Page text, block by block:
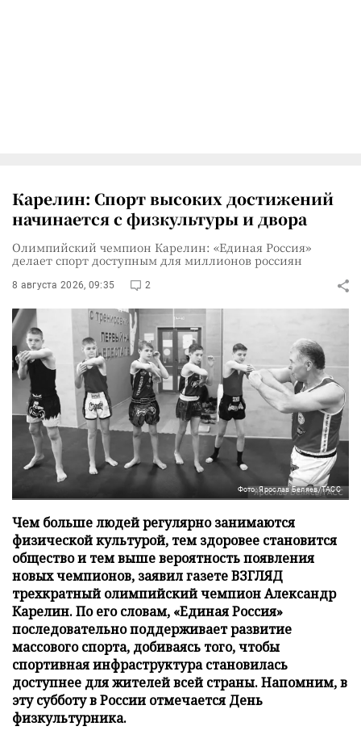
Карелин: Спорт высоких достижений
начинается с физкультуры и двора
Олимпийский чемпион Карелин: «Единая Россия»
делает спорт доступным для миллионов россиян
8 августа 2026, 09:35 2
Фото: Ярослав Беляев/ТАСС
Чем больше людей регулярно занимаются
физической культурой, тем здоровее становится
общество и тем выше вероятность появления
новых чемпионов, заявил газете ВЗГЛЯД
трехкратный олимпийский чемпион Александр
Карелин. По его словам, «Единая Россия»
последовательно поддерживает развитие
массового спорта, добиваясь того, чтобы
спортивная инфраструктура становилась
доступнее для жителей всей страны. Напомним, в
эту субботу в России отмечается День
физкультурника.